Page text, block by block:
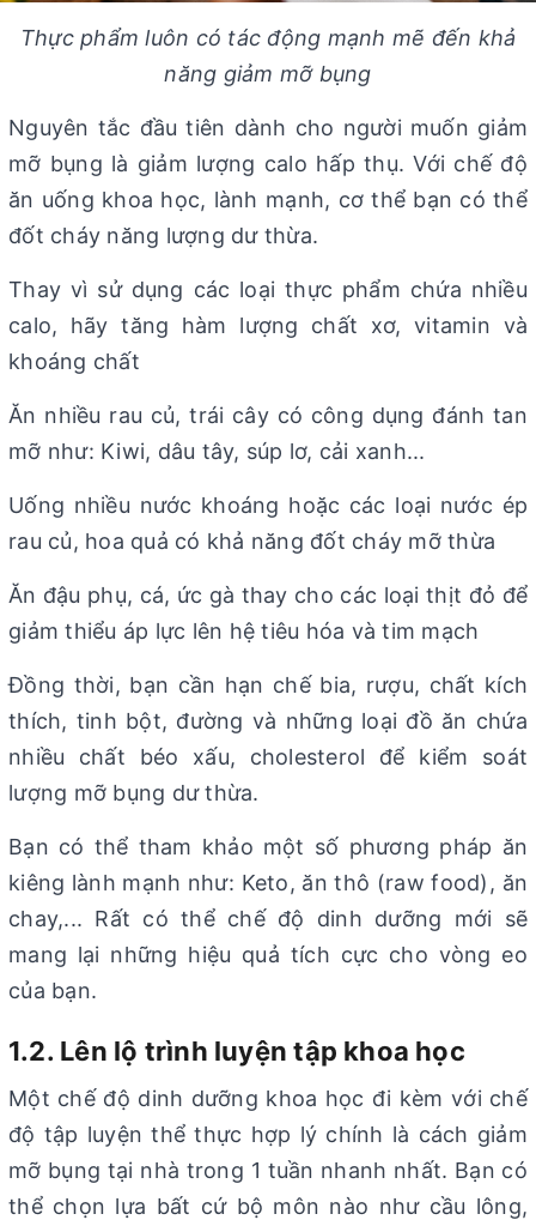
Thực phẩm luôn có tác động mạnh mẽ đến khả
năng giảm mỡ bụng
Nguyên tắc đầu tiên dành cho người muốn giảm
mỡ bụng là giảm lượng calo hấp thụ. Với chế độ
ăn uống khoa học, lành mạnh, cơ thể bạn có thể
đốt cháy năng lượng dư thừa.
Thay vì sử dụng các loại thực phẩm chứa nhiều
calo, hãy tăng hàm lượng chất xơ, vitamin và
khoáng chất
Ăn nhiều rau củ, trái cây có công dụng đánh tan
mỡ như: Kiwi, dâu tây, súp lơ, cải xanh...
Uống nhiều nước khoáng hoặc các loại nước ép
rau củ, hoa quả có khả năng đốt cháy mỡ thừa
Ăn đậu phụ, cá, ức gà thay cho các loại thịt đỏ để
giảm thiểu áp lực lên hệ tiêu hóa và tim mạch
Đồng thời, bạn cần hạn chế bia, rượu, chất kích
thích, tinh bột, đường và những loại đồ ăn chứa
nhiều chất béo xấu, cholesterol để kiểm soát
lượng mỡ bụng dư thừa.
Bạn có thể tham khảo một số phương pháp ăn
kiêng lành mạnh như: Keto, ăn thô (raw food), ăn
chay,... Rất có thể chế độ dinh dưỡng mới sẽ
mang lại những hiệu quả tích cực cho vòng eo
của bạn.
1.2. Lên lộ trình luyện tập khoa học
Một chế độ dinh dưỡng khoa học đi kèm với chế
độ tập luyện thể thực hợp lý chính là cách giảm
mỡ bụng tại nhà trong 1 tuần nhanh nhất. Bạn có
thể chọn lựa bất cứ bộ môn nào như cầu lông,